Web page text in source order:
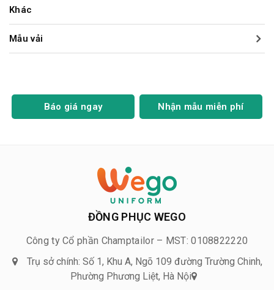
Khác
Mẫu vải
Báo giá ngay Nhận mẫu miễn phí
ĐỒNG PHỤC WEGO
Công ty Cổ phần Champtailor – MST: 0108822220
Trụ sở chính: Số 1, Khu A, Ngõ 109 đường Trường Chinh,
Phường Phương Liệt, Hà Nội